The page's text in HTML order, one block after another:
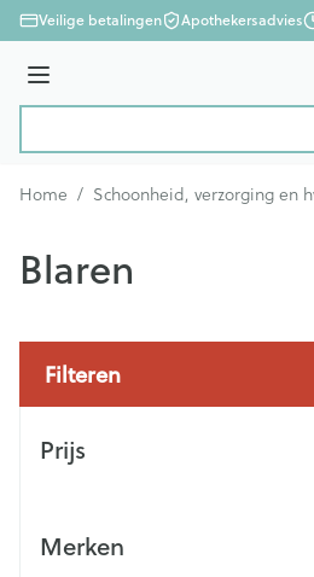
Ga naar de inhoud
Veilige betalingen Apothekersadvies
Menu
Home / Schoonheid, verzorging en
Blaren
Filteren
Prijs
Merken